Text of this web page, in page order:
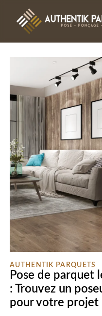
AUTHENTIK PARQUETS
Pose de parquet
: Trouvez un
pour votre projet